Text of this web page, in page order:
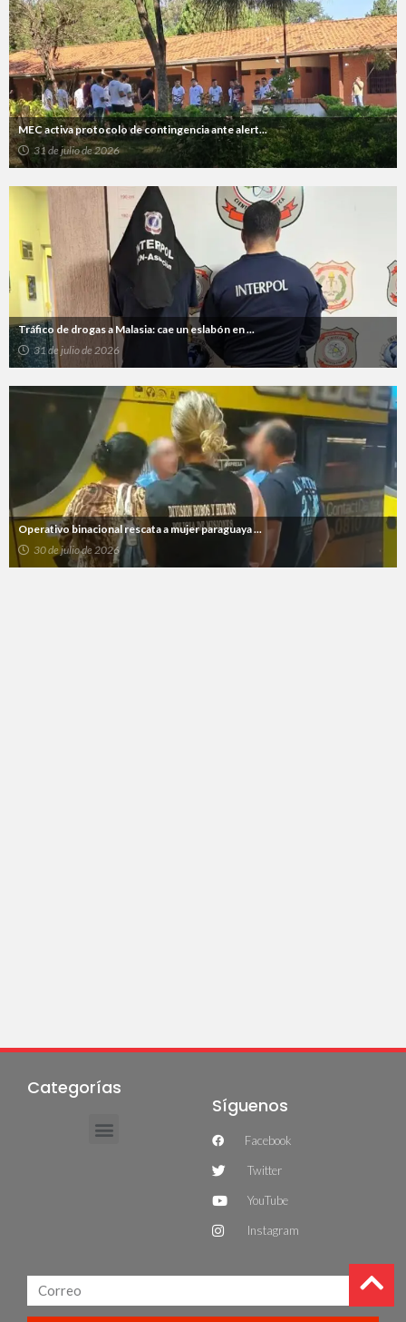
MEC activa protocolo de contingencia ante alert...
31 de julio de 2026
Tráfico de drogas a Malasia: cae un eslabón en ...
31 de julio de 2026
Operativo binacional rescata a mujer paraguaya ...
30 de julio de 2026
Categorías
Síguenos
Facebook
Twitter
YouTube
Instagram